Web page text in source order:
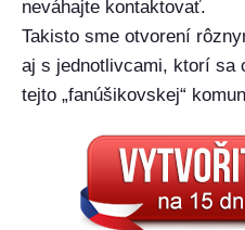
neváhajte kontaktovať.
Takisto sme otvorení
aj s jednotlivcami, ktorí sa
tejto „fanúšikovskej“